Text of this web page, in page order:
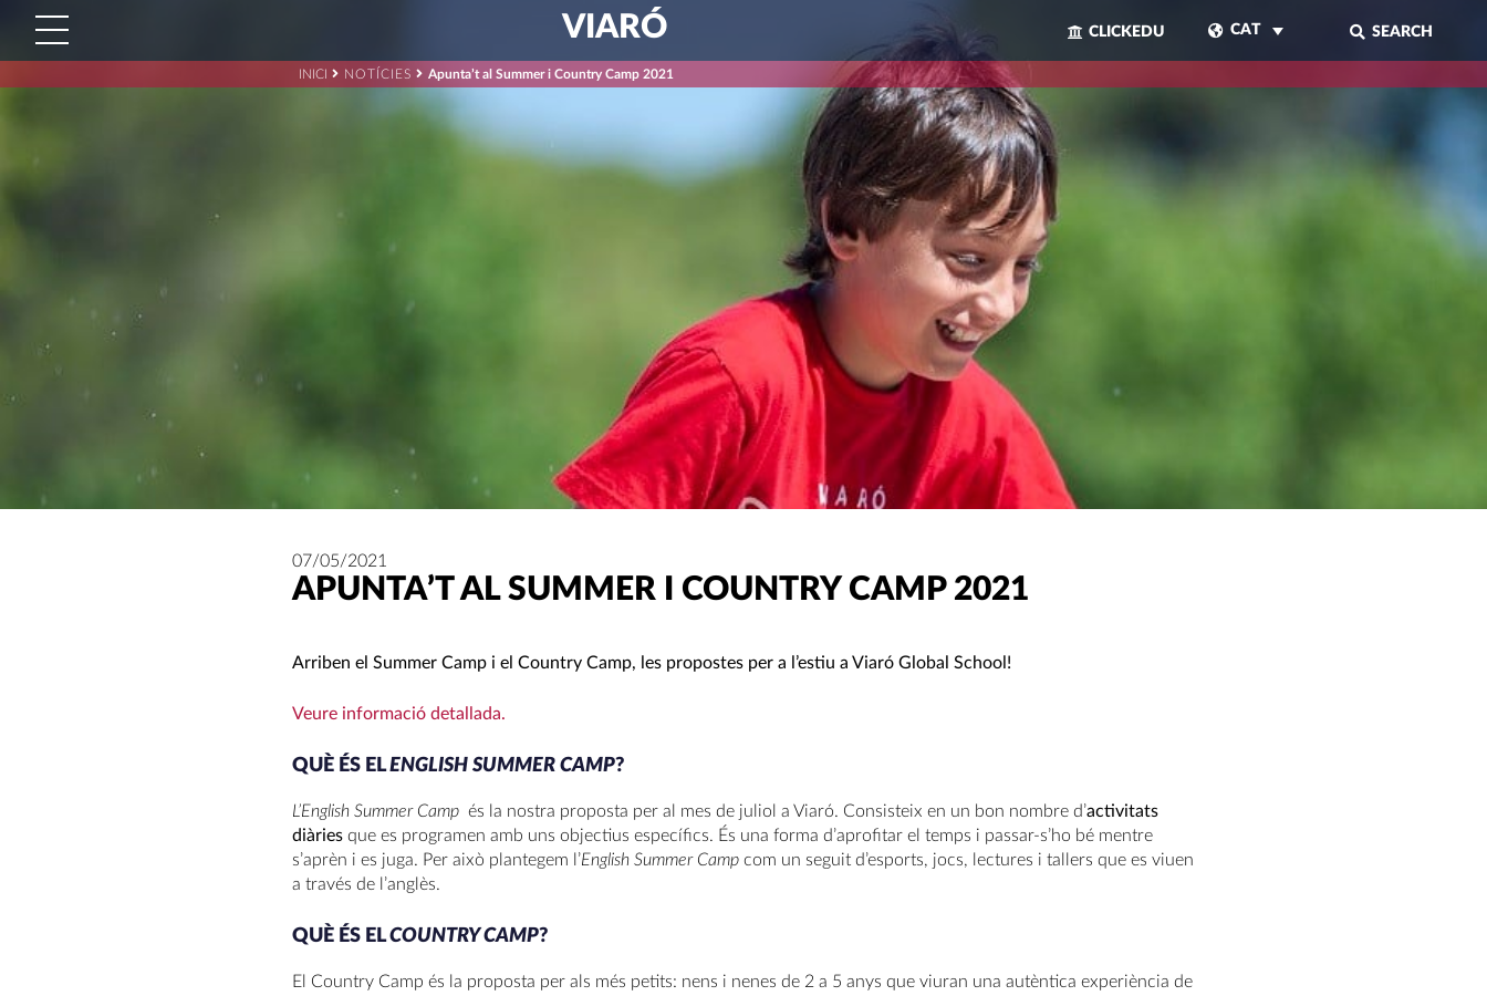
VIARÓ CLICKEDU CAT SEARCH
INICI NOTÍCIES Apunta’t al Summer i Country Camp 2021
07/05/2021
APUNTA’T AL SUMMER I COUNTRY CAMP 2021
Arriben el Summer Camp i el Country Camp, les propostes per a l’estiu a Viaró Global School!
Veure informació detallada.
QUÈ ÉS ELENGLISH SUMMER CAMP?
L’English Summer Camp és la nostra proposta per al mes de juliol a Viaró. Consisteix en un bon nombre d’activitats
diàries que es programen amb uns objectius específics. És una forma d’aprofitar el temps i passar-s’ho bé mentre
s’aprèn i es juga. Per això plantegem l’English Summer Camp com un seguit d’esports, jocs, lectures i tallers que es viuen
a través de l’anglès.
QUÈ ÉS ELCOUNTRY CAMP?
El Country Camp és la proposta per als més petits: nens i nenes de 2 a 5 anys que viuran una autèntica experiència de